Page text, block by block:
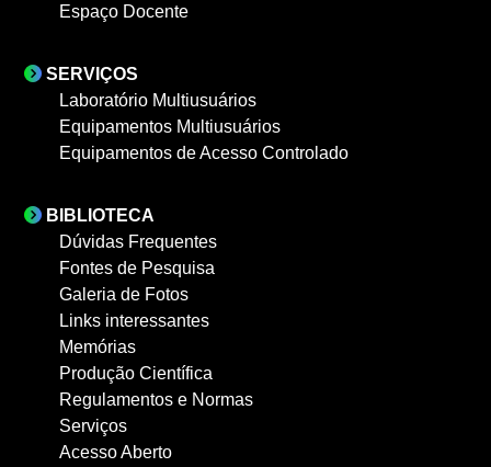
Espaço Docente
SERVIÇOS
Laboratório Multiusuários
Equipamentos Multiusuários
Equipamentos de Acesso Controlado
BIBLIOTECA
Dúvidas Frequentes
Fontes de Pesquisa
Galeria de Fotos
Links interessantes
Memórias
Produção Científica
Regulamentos e Normas
Serviços
Acesso Aberto